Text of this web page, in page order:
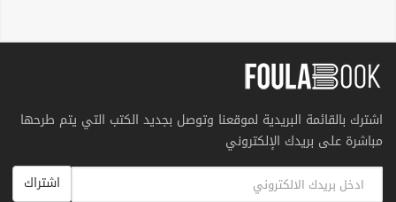
اشترك بالقائمة البريدية لموقعنا وتوصل بجديد الكتب التي يتم طرحها
مباشرة على بريدك الإلكتروني
اشتراك